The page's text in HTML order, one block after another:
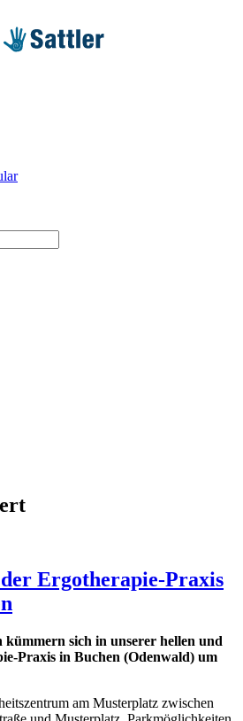
Ergotherapie-Praxis
kümmern sich in unserer hellen und
Praxis in Buchen (Odenwald) um
am Musterplatz zwischen